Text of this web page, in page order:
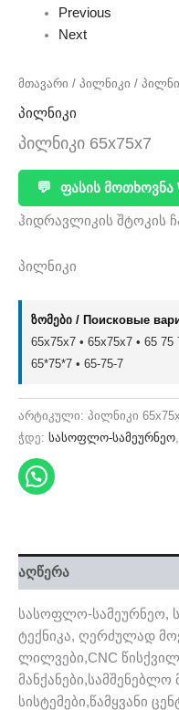
Previous
Next
მთავარი / პილნიკი /
პილნიკი
პილნიკი 65x75x7
💬 ფასის მოთხოვნა
ჰიდრავლიკის შტოკის
პილნიკი
ზომები / Поисковые
65x75x7 • 65х75х7 • 65 75
65*75*7 • 65-75-7
არტიკული: პილნიკი
ჭდე: სასოფლო-სამეურნეო
აღწერა
სასოფლო-სამეურნეო,
ტექნიკა, ღერძულად
ლილვები,CNC
მანქანები,სამშენებლო
სისტემები,წამყვანი